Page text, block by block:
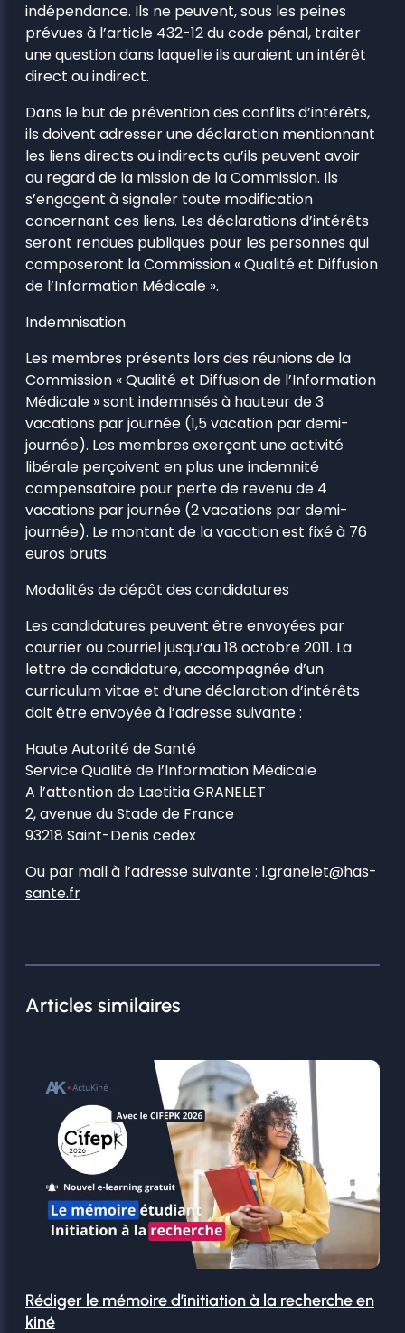
indépendance. Ils ne peuvent, sous les peines
prévues à l’article 432-12 du code pénal, traiter
une question dans laquelle ils auraient un intérêt
direct ou indirect.
Dans le but de prévention des conflits d’intérêts,
ils doivent adresser une déclaration mentionnant
les liens directs ou indirects qu’ils peuvent avoir
au regard de la mission de la Commission. Ils
s’engagent à signaler toute modification
concernant ces liens. Les déclarations d’intérêts
seront rendues publiques pour les personnes qui
composeront la Commission « Qualité et Diffusion
de l’Information Médicale ».
Indemnisation
Les membres présents lors des réunions de la
Commission « Qualité et Diffusion de l’Information
Médicale » sont indemnisés à hauteur de 3
vacations par journée (1,5 vacation par demi-
journée). Les membres exerçant une activité
libérale perçoivent en plus une indemnité
compensatoire pour perte de revenu de 4
vacations par journée (2 vacations par demi-
journée). Le montant de la vacation est fixé à 76
euros bruts.
Modalités de dépôt des candidatures
Les candidatures peuvent être envoyées par
courrier ou courriel jusqu’au 18 octobre 2011. La
lettre de candidature, accompagnée d’un
curriculum vitae et d’une déclaration d’intérêts
doit être envoyée à l’adresse suivante :
Haute Autorité de Santé
Service Qualité de l’Information Médicale
A l’attention de Laetitia GRANELET
2, avenue du Stade de France
93218 Saint-Denis cedex
Ou par mail à l’adresse suivante : l.granelet@has-
sante.fr
Articles similaires
Rédiger le mémoire d’initiation à la recherche en
kiné